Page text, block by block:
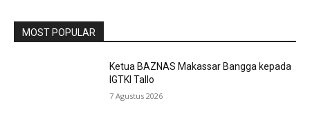
MOST POPULAR
Ketua BAZNAS Makassar Bangga kepada
IGTKI Tallo
7 Agustus 2026